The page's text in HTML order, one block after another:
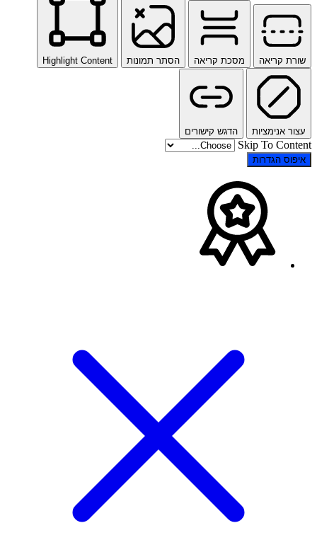
שורת קריאה מסכת קריאה הסתר תמונות Highlight Content
עצור אנימציות הדגש קישורים
Skip To Content
איפוס הגדרות